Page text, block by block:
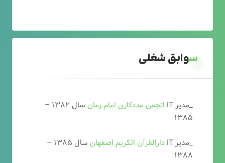
سوابق شغلی
_مدیر IT انجمن مددکاری امام زمان
سال ۱۳۸۲ –
۱۳۸۵
_مدیر IT
دارالقرآن الکریم اصفهان
سال ۱۳۸۵ –
۱۳۸۸